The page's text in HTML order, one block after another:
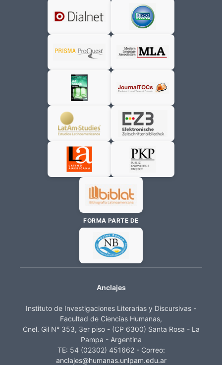
FORMA PARTE DE
Anclajes
Instituto de Investigaciones Literarias y Discursivas -
Facultad de Ciencias Humanas,
Cnel. Gil N° 353, 3er piso - (CP 6300) Santa Rosa - La
Pampa - Argentina
TE: 54 (02302) 451662 - Correo:
anclajes@humanas.unlpam.edu.ar